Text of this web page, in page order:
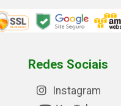
Redes Sociais
Instagram